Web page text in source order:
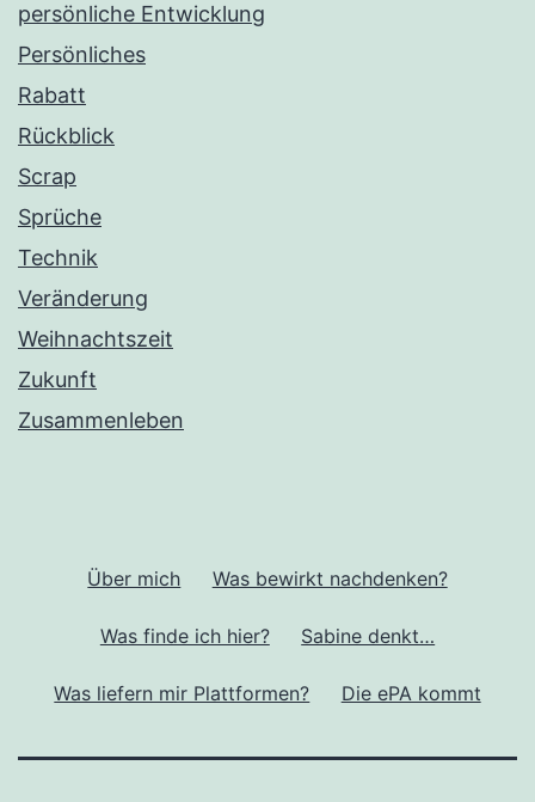
persönliche Entwicklung
Persönliches
Rabatt
Rückblick
Scrap
Sprüche
Technik
Veränderung
Weihnachtszeit
Zukunft
Zusammenleben
Über mich Was bewirkt nachdenken?
Was finde ich hier? Sabine denkt…
Was liefern mir Plattformen? Die ePA kommt